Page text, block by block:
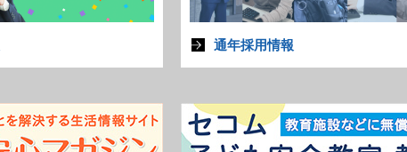
通年採用情報